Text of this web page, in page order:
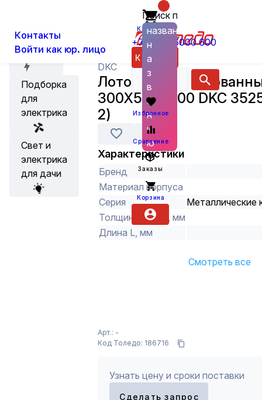
Контакты
Войти как юр. лицо
Корзина
+7 (800) 6000 600
Каталог
Поиск по
названию
н
а
з
в
а
н
и
ю
Избранное
Сравнение
Заказы
Корзина
Акции
Подборка
для
электрика
Свет и
электрика
для дачи
Кабеленесущие системы и
DKC
Лоток
300Х50Х2000 DKC
2)
Характеристики
Бренд
Материал корпуса
Серия
Металлические
Толщина стали, мм
Длина L, мм
Смотреть все
Арт.: -
Код Толедо: 186716
Узнать цену и сроки поставки
Сделать запрос